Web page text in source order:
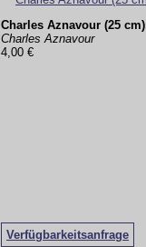
Charles Aznavour (25 cm)
Charles Aznavour
4,00 €
Verfügbarkeitsanfrage